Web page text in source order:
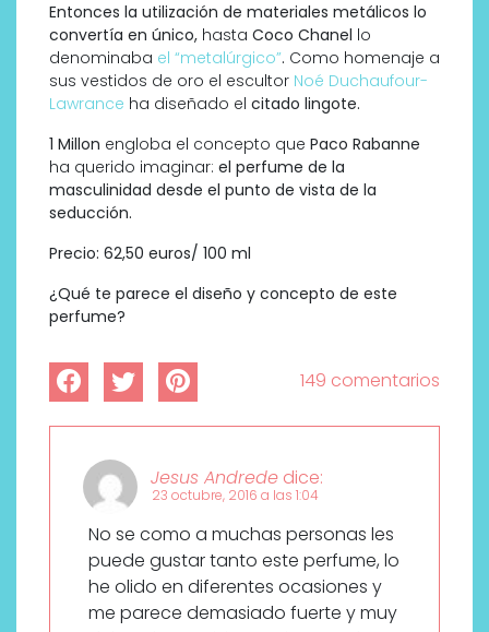
Entonces la utilización de materiales metálicos lo
convertía en único, hasta Coco Chanel lo
denominaba el “metalúrgico”. Como homenaje a
sus vestidos de oro el escultor Noé Duchaufour-
Lawrance ha diseñado el citado lingote.
1 Millon engloba el concepto que Paco Rabanne
ha querido imaginar: el perfume de la
masculinidad desde el punto de vista de la
seducción.
Precio: 62,50 euros/ 100 ml
¿Qué te parece el diseño y concepto de este
perfume?
149 comentarios
Jesus Andrede dice:
23 octubre, 2016 a las 1:04
No se como a muchas personas les
puede gustar tanto este perfume, lo
he olido en diferentes ocasiones y
me parece demasiado fuerte y muy